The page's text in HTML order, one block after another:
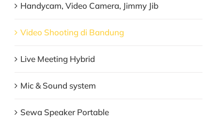
Handycam, Video Camera, Jimmy Jib
Video Shooting di Bandung
Live Meeting Hybrid
Mic & Sound system
Sewa Speaker Portable